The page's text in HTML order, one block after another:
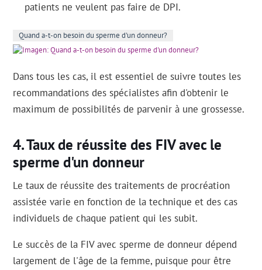
patients ne veulent pas faire de DPI.
Quand a-t-on besoin du sperme d'un donneur?
Dans tous les cas, il est essentiel de suivre toutes les
recommandations des spécialistes afin d'obtenir le
maximum de possibilités de parvenir à une grossesse.
Taux de réussite des FIV avec le
sperme d'un donneur
Le taux de réussite des traitements de procréation
assistée varie en fonction de la technique et des cas
individuels de chaque patient qui les subit.
Le succès de la FIV avec sperme de donneur dépend
largement de l'âge de la femme, puisque pour être